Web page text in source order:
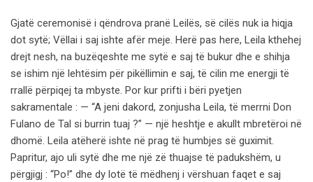
Gjatë ceremonisë i qëndrova pranë Leilës, së cilës nuk ia hiqja
dot sytë; Vëllai i saj ishte afër meje. Herë pas here, Leila kthehej
drejt nesh, na buzëqeshte me sytë e saj të bukur dhe e shihja
se ishim një lehtësim për pikëllimin e saj, të cilin me energji të
rrallë përpiqej ta mbyste. Por kur prifti i bëri pyetjen
sakramentale : — “A jeni dakord, zonjusha Leila, të merrni Don
Fulano de Tal si burrin tuaj ?” — një heshtje e akullt mbretëroi në
dhomë. Leila atëherë ishte në prag të humbjes së guximit.
Papritur, ajo uli sytë dhe me një zë thuajse të padukshëm, u
përgjigj : “Po!” dhe dy lotë të mëdhenj i vërshuan faqet e saj